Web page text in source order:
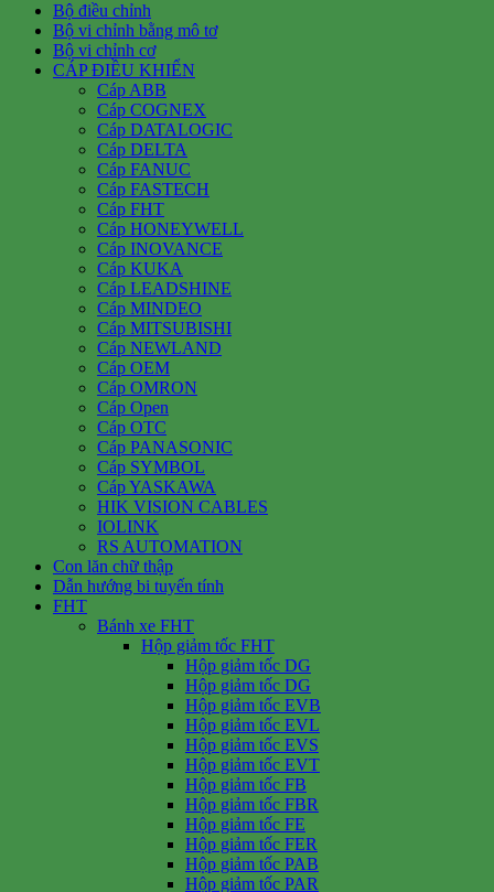
Bộ điều chỉnh
Bộ vi chỉnh bằng mô tơ
Bộ vi chỉnh cơ
CÁP ĐIỀU KHIỂN
Cáp ABB
Cáp COGNEX
Cáp DATALOGIC
Cáp DELTA
Cáp FANUC
Cáp FASTECH
Cáp FHT
Cáp HONEYWELL
Cáp INOVANCE
Cáp KUKA
Cáp LEADSHINE
Cáp MINDEO
Cáp MITSUBISHI
Cáp NEWLAND
Cáp OEM
Cáp OMRON
Cáp Open
Cáp OTC
Cáp PANASONIC
Cáp SYMBOL
Cáp YASKAWA
HIK VISION CABLES
IOLINK
RS AUTOMATION
Con lăn chữ thập
Dẫn hướng bi tuyến tính
FHT
Bánh xe FHT
Hộp giảm tốc FHT
Hộp giảm tốc DG
Hộp giảm tốc DG
Hộp giảm tốc EVB
Hộp giảm tốc EVL
Hộp giảm tốc EVS
Hộp giảm tốc EVT
Hộp giảm tốc FB
Hộp giảm tốc FBR
Hộp giảm tốc FE
Hộp giảm tốc FER
Hộp giảm tốc PAB
Hộp giảm tốc PAR